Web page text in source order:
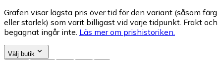
Grafen visar lägsta pris över tid för den variant (såsom färg
eller storlek) som varit billigast vid varje tidpunkt. Frakt och
begagnat ingår inte. Läs mer om prishistoriken.
Välj butik